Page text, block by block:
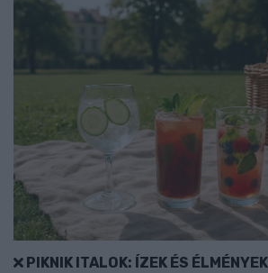
PIKNIK ITALOK: ÍZEK ÉS